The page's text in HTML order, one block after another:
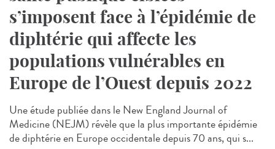
s’imposent face à l’épidémie de
diphtérie qui affecte les
populations vulnérables en
Europe de l’Ouest depuis 2022
Une étude publiée dans le New England Journal of
Medicine (NEJM) révèle que la plus importante épidémie
de diphtérie en Europe occidentale depuis 70 ans, qui s...